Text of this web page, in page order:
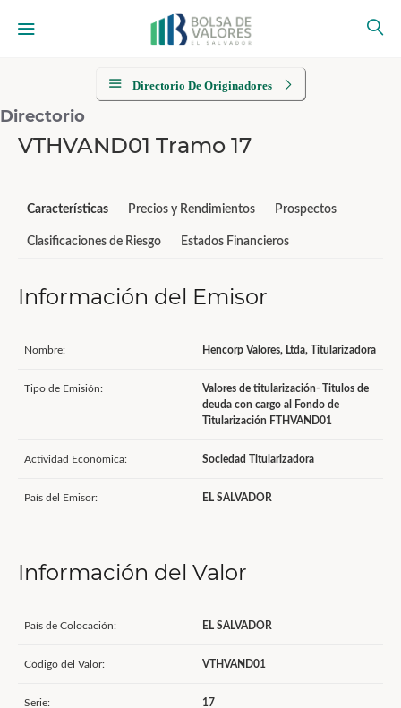
Directorio De Originadores
Directorio
VTHVAND01 Tramo 17
Características Precios y Rendimientos Prospectos
Clasificaciones de Riesgo Estados Financieros
Información del Emisor
Nombre: Hencorp Valores, Ltda, Titularizadora
Tipo de Emisión:
Valores de titularización- Titulos de
deuda con cargo al Fondo de
Titularización FTHVAND01
Actividad Económica: Sociedad Titularizadora
País del Emisor: EL SALVADOR
Información del Valor
País de Colocación: EL SALVADOR
Código del Valor: VTHVAND01
Serie: 17